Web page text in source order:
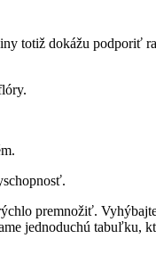
totiž dokážu
premnožiť.
jednoduchú tabuľku,